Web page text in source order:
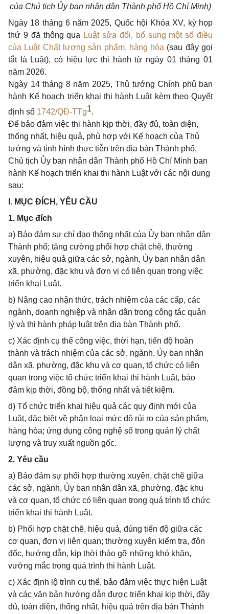
của Chủ tịch Ủy ban nhân dân Thành phố Hồ Chí Minh)
Ngày 18 tháng 6 năm 2025, Quốc hội Khóa XV, kỳ họp
thứ 9 đã thông qua Luật sửa đổi, bổ sung một số điều
của Luật Chất lượng sản phẩm, hàng hóa (sau đây gọi
tắt là Luật), có hiệu lực thi hành từ ngày 01 tháng 01
năm 2026.
Ngày 14 tháng 8 năm 2025, Thủ tướng Chính phủ ban
hành Kế hoạch triển khai thi hành Luật kèm theo Quyết
định số 1742/QĐ-TTg1.
Để bảo đảm việc thi hành kịp thời, đầy đủ, toàn diện,
thống nhất, hiệu quả, phù hợp với Kế hoạch của Thủ
tướng và tình hình thực tiễn trên địa bàn Thành phố,
Chủ tịch Ủy ban nhân dân Thành phố Hồ Chí Minh ban
hành Kế hoạch triển khai thi hành Luật với các nội dung
sau:
I. MỤC ĐÍCH, YÊU CẦU
1. Mục đích
a) Bảo đảm sự chỉ đạo thống nhất của Ủy ban nhân dân
Thành phố; tăng cường phối hợp chặt chẽ, thường
xuyên, hiệu quả giữa các sở, ngành, Ủy ban nhân dân
xã, phường, đặc khu và đơn vị có liên quan trong việc
triển khai Luật.
b) Nâng cao nhận thức, trách nhiệm của các cấp, các
ngành, doanh nghiệp và nhân dân trong công tác quản
lý và thi hành pháp luật trên địa bàn Thành phố.
c) Xác định cụ thể công việc, thời hạn, tiến độ hoàn
thành và trách nhiệm của các sở, ngành, Ủy ban nhân
dân xã, phường, đặc khu và cơ quan, tổ chức có liên
quan trong việc tổ chức triển khai thi hành Luật, bảo
đảm kịp thời, đồng bộ, thống nhất và tiết kiệm.
d) Tổ chức triển khai hiệu quả các quy định mới của
Luật, đặc biệt về phân loại mức độ rủi ro của sản phẩm,
hàng hóa; ứng dụng công nghệ số trong quản lý chất
lượng và truy xuất nguồn gốc.
2. Yêu cầu
a) Bảo đảm sự phối hợp thường xuyên, chặt chẽ giữa
các sở, ngành, Ủy ban nhân dân xã, phường, đặc khu
và cơ quan, tổ chức có liên quan trong quá trình tổ chức
triển khai thi hành Luật.
b) Phối hợp chặt chẽ, hiệu quả, đúng tiến độ giữa các
cơ quan, đơn vị liên quan; thường xuyên kiểm tra, đôn
đốc, hướng dẫn, kịp thời tháo gỡ những khó khăn,
vướng mắc trong quá trình thi hành Luật.
c) Xác định lộ trình cụ thể, bảo đảm việc thực hiện Luật
và các văn bản hướng dẫn được triển khai kịp thời, đầy
đủ, toàn diện, thống nhất, hiệu quả trên địa bàn Thành